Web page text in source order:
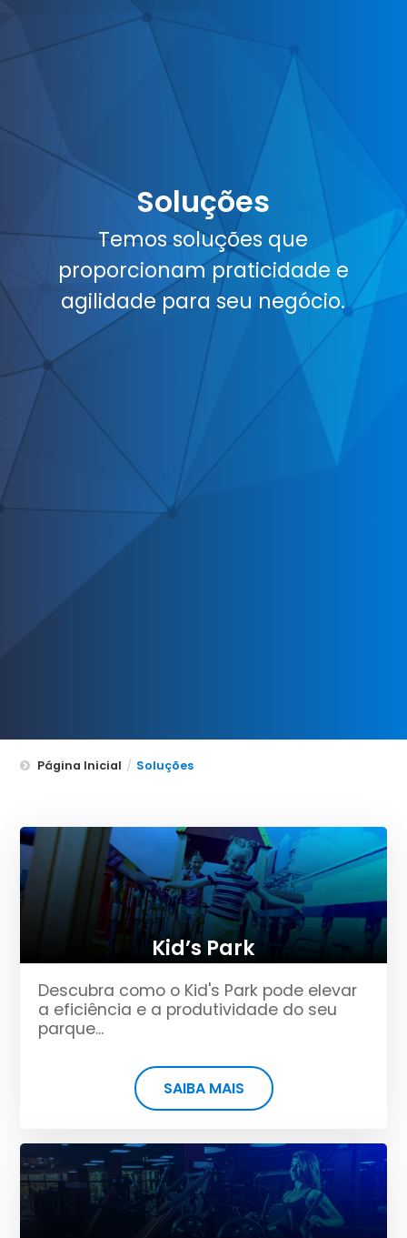
Soluções
Temos soluções que
proporcionam praticidade e
agilidade para seu negócio.
Página Inicial / Soluções
Kid’s Park
Descubra como o Kid's Park pode elevar
a eficiência e a produtividade do seu
parque...
SAIBA MAIS